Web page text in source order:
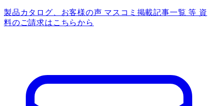
製品カタログ、お客様の声 マスコミ掲載記事一覧 等 資
料のご請求はこちらから